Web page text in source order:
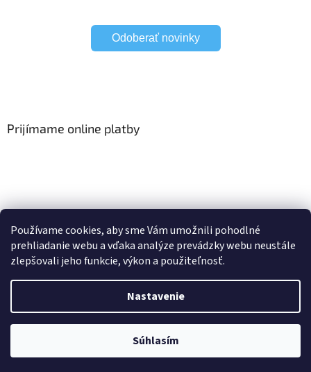
Používame cookies, aby sme Vám umožnili pohodlné
prehliadanie webu a vďaka analýze prevádzky webu neustále
zlepšovali jeho funkcie, výkon a použiteľnosť.
Nastavenie
Súhlasím
Odoberať novinky
Prijímame online platby
Copyright 2026HomeSystem.sk. Všetky práva vyhradené.Upraviť
nastavenie cookies